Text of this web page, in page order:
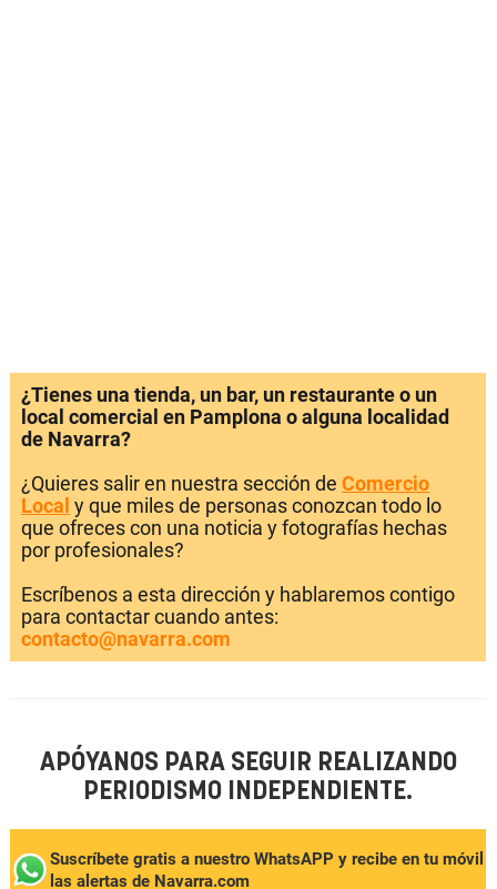
¿Tienes una tienda, un bar, un restaurante o un
local comercial en Pamplona o alguna localidad
de Navarra?
¿Quieres salir en nuestra sección de Comercio
Local y que miles de personas conozcan todo lo
que ofreces con una noticia y fotografías hechas
por profesionales?
Escríbenos a esta dirección y hablaremos contigo
para contactar cuando antes:
contacto@navarra.com
APÓYANOS PARA SEGUIR REALIZANDO
PERIODISMO INDEPENDIENTE.
Suscríbete gratis a nuestro WhatsAPP y recibe en tu móvil
las alertas de Navarra.com